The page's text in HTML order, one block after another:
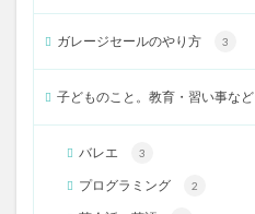
ガレージセールのやり方 3
子どものこと。教育・習い事など
バレエ 3
プログラミング 2